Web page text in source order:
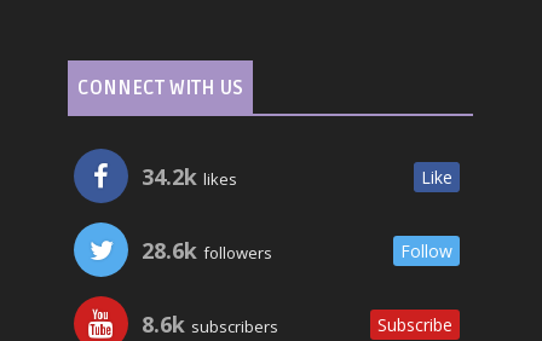
CONNECT WITH US
34.2k likes Like
28.6k followers Follow
8.6k subscribers Subscribe